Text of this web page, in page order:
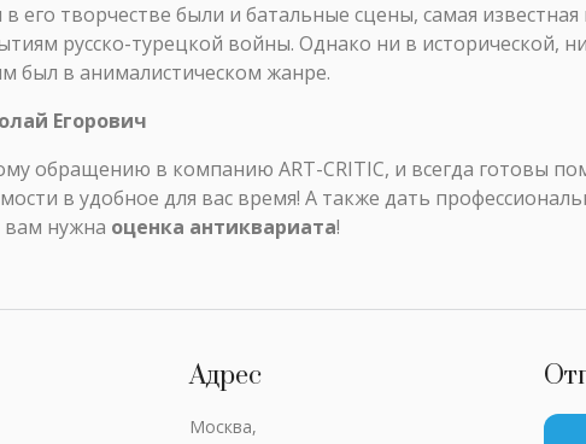
его творчестве были и батальные сцены, самая
русско-турецкой войны. Однако ни в исторической,
был в анималистическом жанре.
Егорович
обращению в компанию ART-CRITIC, и всегда готовы
в удобное для вас время! А также дать
вам нужна оценка антиквариата!
Адрес
Москва,